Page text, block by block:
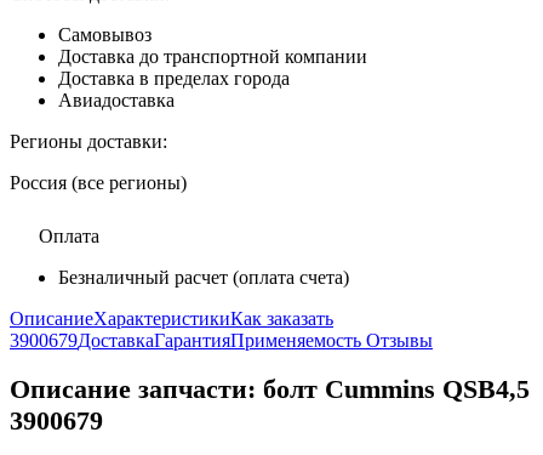
Самовывоз
Доставка до транспортной компании
Доставка в пределах города
Авиадоставка
Регионы доставки:
Россия (все регионы)
Оплата
Безналичный расчет (оплата счета)
ОписаниеХарактеристикиКак заказать
3900679ДоставкаГарантияПрименяемость Отзывы
Описание запчасти: болт Cummins QSB4,5
3900679